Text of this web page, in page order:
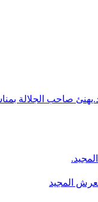
صاحب الجلالة
المجيد